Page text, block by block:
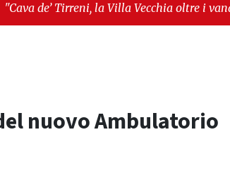
Villa Vecchia oltre i vandali: il vero nodo è il
“Serve chiarezza!”"
nuovo Ambulatorio